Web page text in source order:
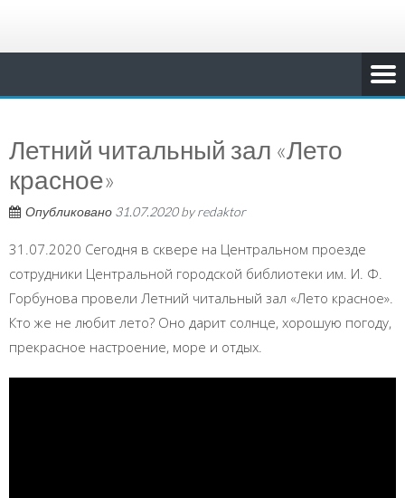
Летний читальный зал «Лето
красное»
Опубликовано 31.07.2020byredaktor
31.07.2020 Сегодня в сквере на Центральном проезде
сотрудники Центральной городской библиотеки им. И. Ф.
Горбунова провели Летний читальный зал «Лето красное».
Кто же не любит лето? Оно дарит солнце, хорошую погоду,
прекрасное настроение, море и отдых.